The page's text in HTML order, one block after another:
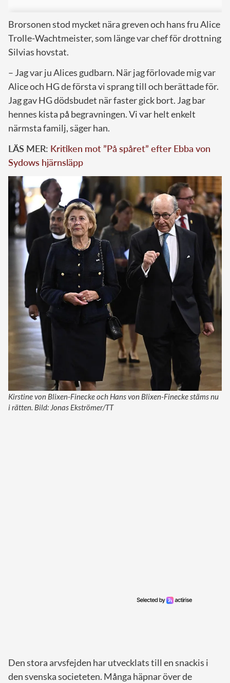
Brorsonen stod mycket nära greven och hans fru Alice
Trolle-Wachtmeister, som länge var chef för drottning
Silvias hovstat.
– Jag var ju Alices gudbarn. När jag förlovade mig var
Alice och HG de första vi sprang till och berättade för.
Jag gav HG dödsbudet när faster gick bort. Jag bar
hennes kista på begravningen. Vi var helt enkelt
närmsta familj, säger han.
LÄS MER: Kritiken mot ”På spåret” efter Ebba von
Sydows hjärnsläpp
Kirstine von Blixen-Finecke och Hans von Blixen-Finecke stäms nu
i rätten. Bild: Jonas Ekströmer/TT
Den stora arvsfejden har utvecklats till en snackis i
den svenska societeten. Många häpnar över de